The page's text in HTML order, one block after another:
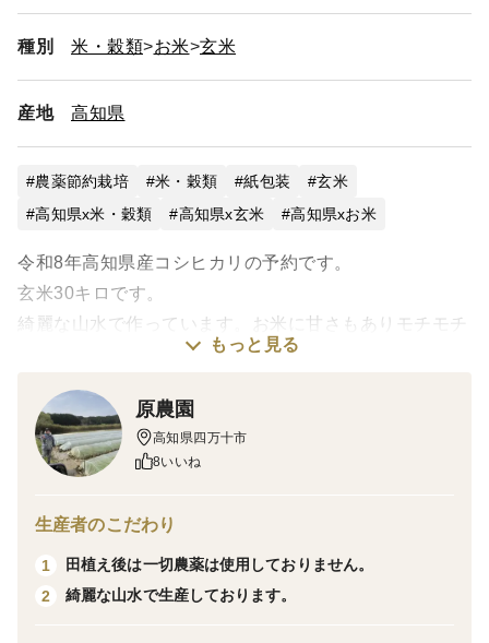
種別 米・穀類 お米 玄米
産地 高知県
農薬節約栽培 米・穀類 紙包装
玄米
高知県x米・穀類
高知県x玄米 高知県xお米
令和8年高知県産コシヒカリの予約です。
玄米30キロです。
綺麗な山水で作っています。お米に甘さもありモチモチ
す。
写真はR8年７月の出穂したものです。
もっと見る
原農園
高知県四万十市
8いいね
生産者のこだわり
1
田植え後は一切農薬は使用しておりません。
2
綺麗な山水で生産しております。